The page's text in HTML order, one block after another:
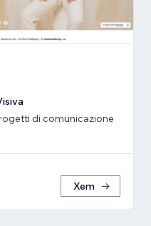
di comunicazione
Xem